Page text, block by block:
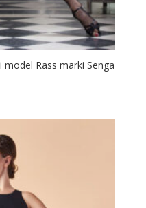
Rass marki Senga